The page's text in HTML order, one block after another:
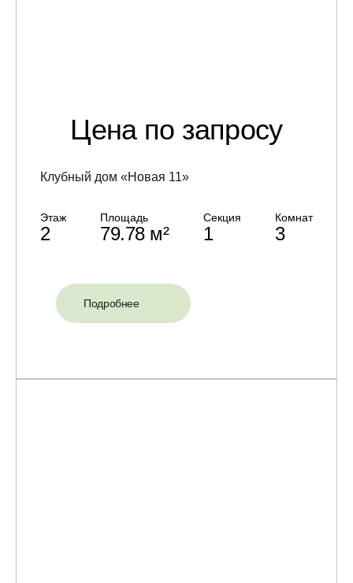
Цена по запросу
Клубный дом «Новая 11»
Этаж
2
Площадь
79.78 м²
Секция
1
Комнат
3
Подробнее